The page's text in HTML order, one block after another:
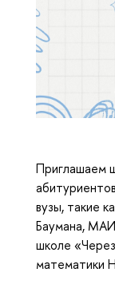
Приглашаем
вузы, такие
Баумана, МАИ
школе
математики